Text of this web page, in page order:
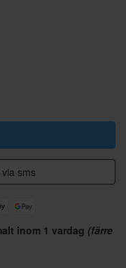
sms
inom 1 vardag (färre